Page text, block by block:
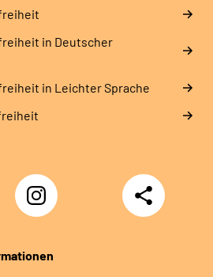
in Deutscher
in Leichter Sprache
Instagram
Klinik
Sonnenblick
Teilen